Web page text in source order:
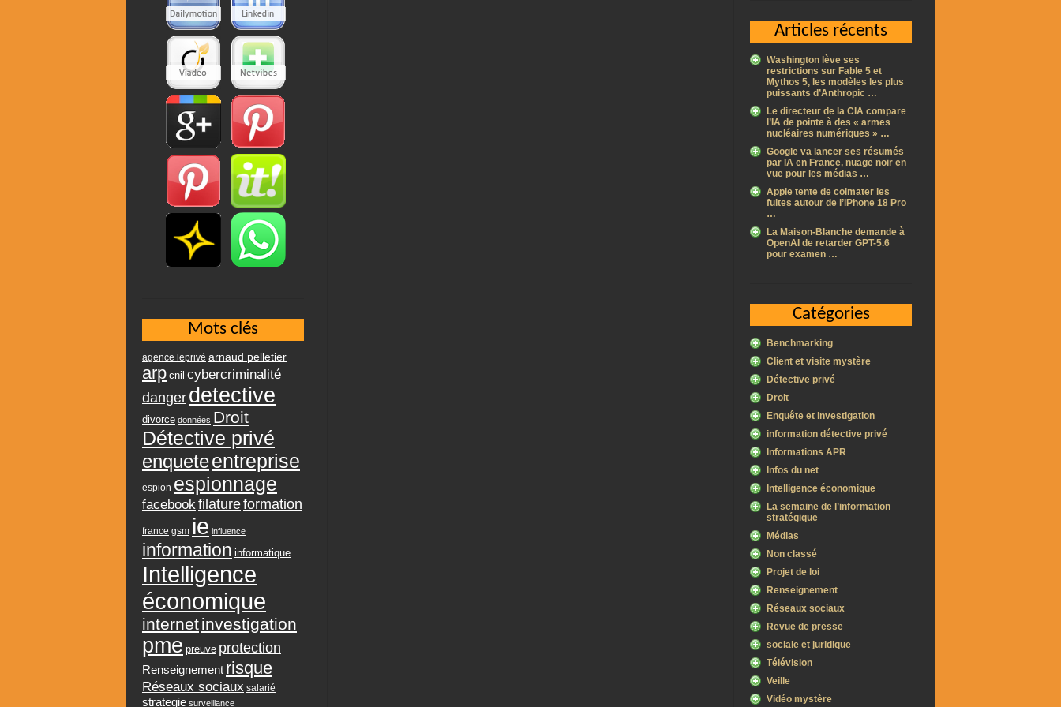
Articles récents
Washington lève ses
restrictions sur Fable 5 et
Mythos 5, les modèles les plus
puissants d’Anthropic …
Le directeur de la CIA compare
l’IA de pointe à des « armes
nucléaires numériques » …
Google va lancer ses résumés
par IA en France, nuage noir en
vue pour les médias …
Apple tente de colmater les
fuites autour de l’iPhone 18 Pro
…
La Maison-Blanche demande à
OpenAI de retarder GPT-5.6
pour examen …
Catégories
Benchmarking
Client et visite mystère
Détective privé
Droit
Enquête et investigation
information détective privé
Informations APR
Infos du net
Intelligence économique
La semaine de l’information
stratégique
Médias
Non classé
Projet de loi
Renseignement
Réseaux sociaux
Revue de presse
sociale et juridique
Télévision
Veille
Vidéo mystère
Mots clés
agence leprivé arnaud pelletier
arp cnil cybercriminalité
danger detective
divorce données Droit
Détective privé
enqueteentreprise
espion espionnage
facebookfilatureformation
france gsm ie influence
information informatique
Intelligence
économique
internetinvestigation
pme preuve protection
Renseignement risque
Réseaux sociaux salarié
strategie surveillance